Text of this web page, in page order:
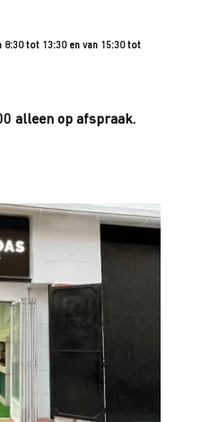
tot 13:30 en van 15:30 tot
alleen op afspraak.